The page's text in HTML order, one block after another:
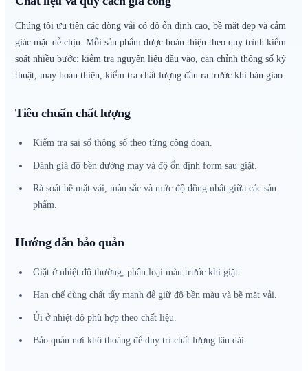
Chúng tôi ưu tiên các dòng vải có độ ổn định cao, bề mặt đẹp và cảm
giác mặc dễ chịu. Mỗi sản phẩm được hoàn thiện theo quy trình kiểm
soát nhiều bước: kiểm tra nguyên liệu đầu vào, căn chỉnh thông số kỹ
thuật, may hoàn thiện, kiểm tra chất lượng đầu ra trước khi bàn giao.
Tiêu chuẩn chất lượng
Kiểm tra sai số thông số theo từng công đoạn.
Đánh giá độ bền đường may và độ ổn định form sau giặt.
Rà soát bề mặt vải, màu sắc và mức độ đồng nhất giữa các sản
phẩm.
Hướng dẫn bảo quản
Giặt ở nhiệt độ thường, phân loại màu trước khi giặt.
Hạn chế dùng chất tẩy mạnh để giữ độ bền màu và bề mặt vải.
Ủi ở nhiệt độ phù hợp theo chất liệu.
Bảo quản nơi khô thoáng để duy trì chất lượng lâu dài.